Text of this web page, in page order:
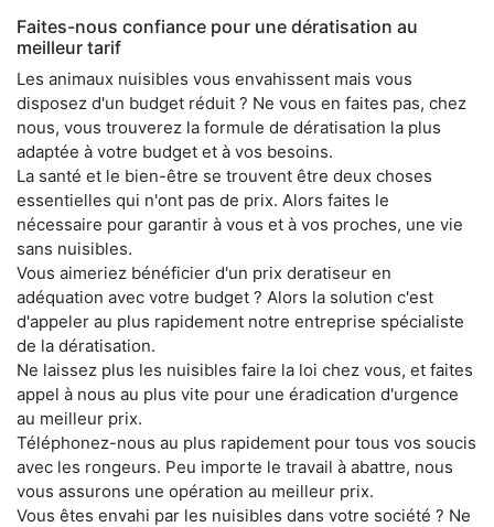
Faites-nous confiance pour une dératisation au
meilleur tarif
Les animaux nuisibles vous envahissent mais vous
disposez d'un budget réduit ? Ne vous en faites pas, chez
nous, vous trouverez la formule de dératisation la plus
adaptée à votre budget et à vos besoins.
La santé et le bien-être se trouvent être deux choses
essentielles qui n'ont pas de prix. Alors faites le
nécessaire pour garantir à vous et à vos proches, une vie
sans nuisibles.
Vous aimeriez bénéficier d'un prix deratiseur en
adéquation avec votre budget ? Alors la solution c'est
d'appeler au plus rapidement notre entreprise spécialiste
de la dératisation.
Ne laissez plus les nuisibles faire la loi chez vous, et faites
appel à nous au plus vite pour une éradication d'urgence
au meilleur prix.
Téléphonez-nous au plus rapidement pour tous vos soucis
avec les rongeurs. Peu importe le travail à abattre, nous
vous assurons une opération au meilleur prix.
Vous êtes envahi par les nuisibles dans votre société ? Ne